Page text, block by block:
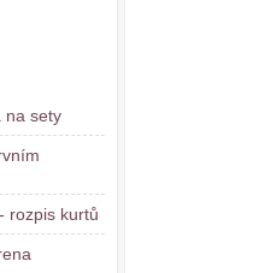
na sety
rozpis kurtů